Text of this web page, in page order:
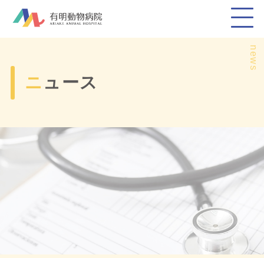
ニュース
news